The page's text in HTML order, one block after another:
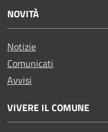
NOVITÀ
Notizie
Comunicati
Avvisi
VIVERE IL COMUNE